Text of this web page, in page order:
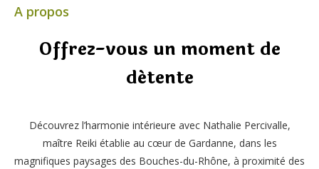
A propos
Offrez-vous un moment de
détente
Découvrez l’harmonie intérieure avec Nathalie Percivalle,
maître Reiki établie au cœur de Gardanne, dans les
magnifiques paysages des Bouches-du-Rhône, à proximité des